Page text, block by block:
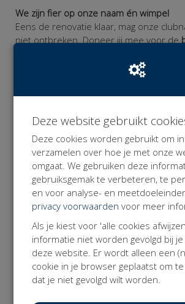
We zijn fier op onze naam én wimpel
Eens de renovatie klaar, mag onze
niet ontbreken. Doneer jij mee voor de
een vrij bedrag doneren.
Liever een sponsoring via je bedrijf of
donatie rechtstreeks? Neem contact op
galgenweel@rycb.be of 0475 84 80 77.
we met jou de mogelijkheden.
Dankjewel!
Alle verstrekte informatie is louter
bindend, wijzigingen of zetfouten
(K55tris/99).
DONEER NU
Deze website gebruikt
Deze cookies worden gebruikt om
verzamelen over hoe je met onze
omgaat. We gebruiken deze
gebruiksgemak te verbeteren, te
en voor analyse- en
privacy voorwaarden voor meer
Als je kiest voor 'alle cookies
informatie niet worden gevolgd bij
deze website. Er wordt alleen een
cookie in je browser geplaatst om
dat je niet gevolgd wilt worden.